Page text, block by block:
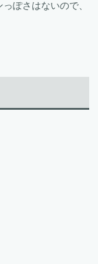
ぽさはないので、